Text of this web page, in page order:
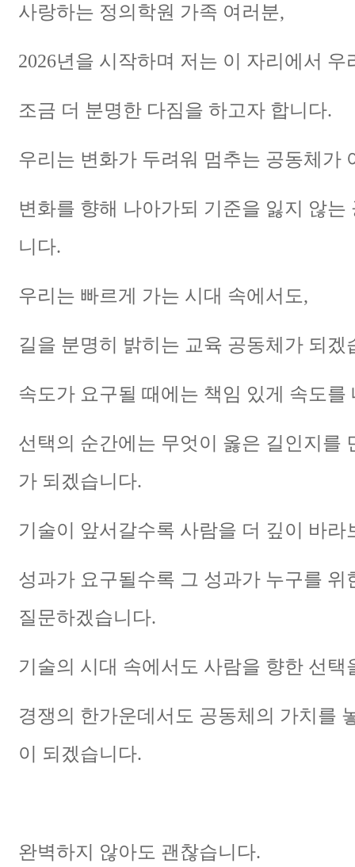
사랑하는 정의학원 가족 여러분,
2026년을 시작하며 저는 이 자리에서 우
조금 더 분명한 다짐을 하고자 합니다.
우리는 변화가 두려워 멈추는 공동체가
변화를 향해 나아가되 기준을 잃지 않는
니다.
우리는 빠르게 가는 시대 속에서도,
길을 분명히 밝히는 교육 공동체가 되겠
속도가 요구될 때에는 책임 있게 속도를
선택의 순간에는 무엇이 옳은 길인지를
가 되겠습니다.
기술이 앞서갈수록 사람을 더 깊이 바라
성과가 요구될수록 그 성과가 누구를 위
질문하겠습니다.
기술의 시대 속에서도 사람을 향한 선택
경쟁의 한가운데서도 공동체의 가치를
이 되겠습니다.
완벽하지 않아도 괜찮습니다.